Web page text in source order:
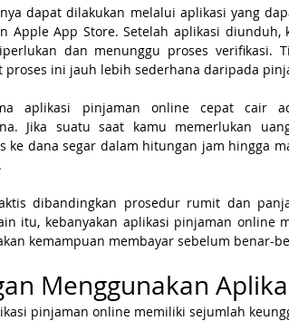
dapat dilakukan melalui aplikasi yang
Apple App Store. Setelah aplikasi
dan menunggu proses verifikasi.
proses ini jauh lebih sederhana daripada
aplikasi pinjaman online cepat cair
Jika suatu saat kamu memerlukan
ke dana segar dalam hitungan jam hingga
dibandingkan prosedur rumit dan
itu, kebanyakan aplikasi pinjaman online
kemampuan membayar sebelum benar-
Menggunakan
pinjaman online memiliki sejumlah